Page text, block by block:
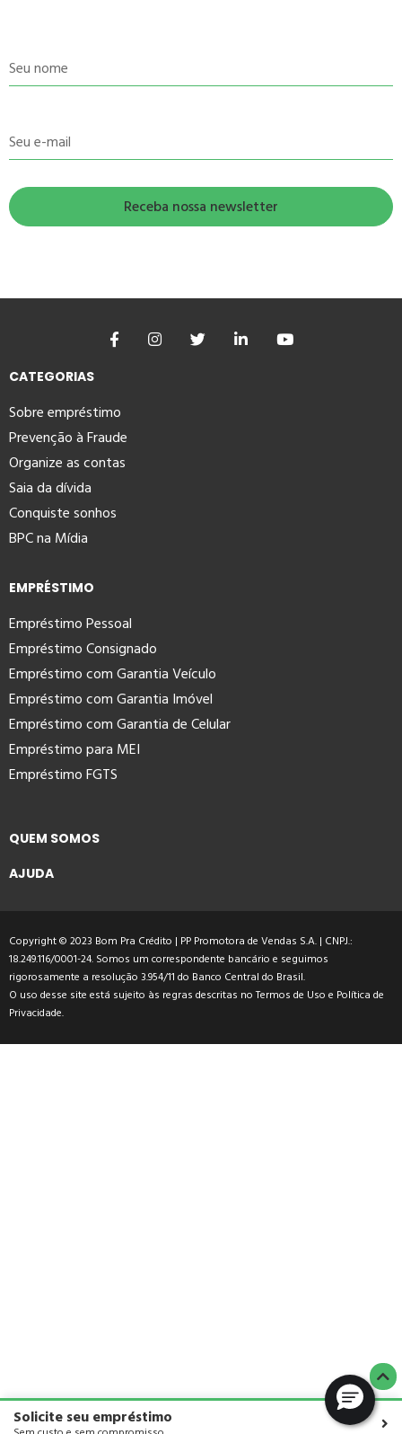
Solicite seu empréstimo
Seu nome
Seu e-mail
CATEGORIAS
Sobre empréstimo
Prevenção à Fraude
Organize as contas
Saia da dívida
Conquiste sonhos
BPC na Mídia
EMPRÉSTIMO
Empréstimo Pessoal
Empréstimo Consignado
Empréstimo com Garantia Veículo
Empréstimo com Garantia Imóvel
Empréstimo com Garantia de Celular
Empréstimo para MEI
Empréstimo FGTS
QUEM SOMOS
AJUDA
Copyright © 2023 Bom Pra Crédito | PP Promotora de Vendas S.A. | CNPJ.:
18.249.116/0001-24. Somos um correspondente bancário e seguimos
rigorosamente a resolução 3.954/11 do Banco Central do Brasil.
O uso desse site está sujeito às regras descritas noTermos de Uso e Política de
Privacidade.